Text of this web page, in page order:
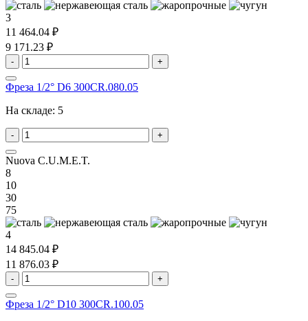
3
11 464.04 ₽
9 171.23 ₽
- +
Фреза 1/2° D6 300CR.080.05
На складе: 5
- +
Nuova C.U.M.E.T.
8
10
30
75
4
14 845.04 ₽
11 876.03 ₽
- +
Фреза 1/2° D10 300CR.100.05